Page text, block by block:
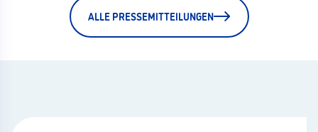
ALLE PRESSEMITTEILUNGEN